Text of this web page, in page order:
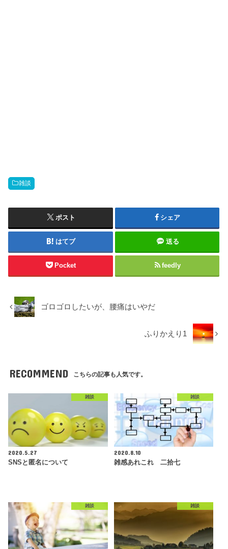
雑談
ポスト シェア
はてブ 送る
Pocket feedly
ゴロゴロしたいが、腰痛はいやだ
ふりかえり1
RECOMMEND こちらの記事も人気です。
雑談
2020.5.27
SNSと匿名について
雑談
2020.8.10
雑感あれこれ 二拾七
雑談 雑談